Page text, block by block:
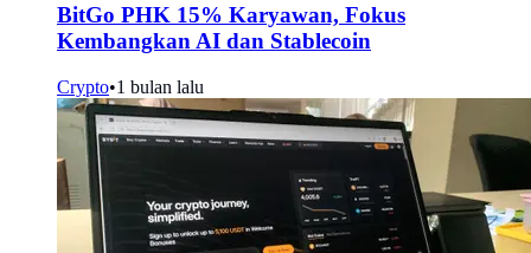
BitGo PHK 15% Karyawan, Fokus
Kembangkan AI dan Stablecoin
Crypto•1 bulan lalu